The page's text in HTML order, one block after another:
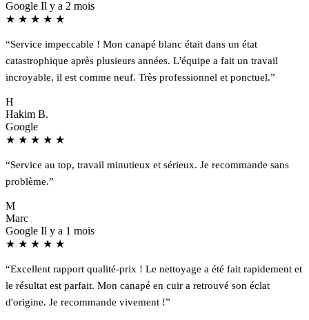
Google Il y a 2 mois
★ ★ ★ ★ ★
“Service impeccable ! Mon canapé blanc était dans un état
catastrophique après plusieurs années. L'équipe a fait un travail
incroyable, il est comme neuf. Très professionnel et ponctuel.”
H
Hakim B.
Google
★ ★ ★ ★ ★
“Service au top, travail minutieux et sérieux. Je recommande sans
problème.”
M
Marc
Google Il y a 1 mois
★ ★ ★ ★ ★
“Excellent rapport qualité-prix ! Le nettoyage a été fait rapidement et
le résultat est parfait. Mon canapé en cuir a retrouvé son éclat
d'origine. Je recommande vivement !”